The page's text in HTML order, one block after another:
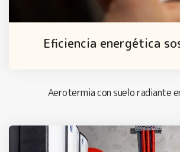
Eficiencia energética
Aerotermia con suelo radiante